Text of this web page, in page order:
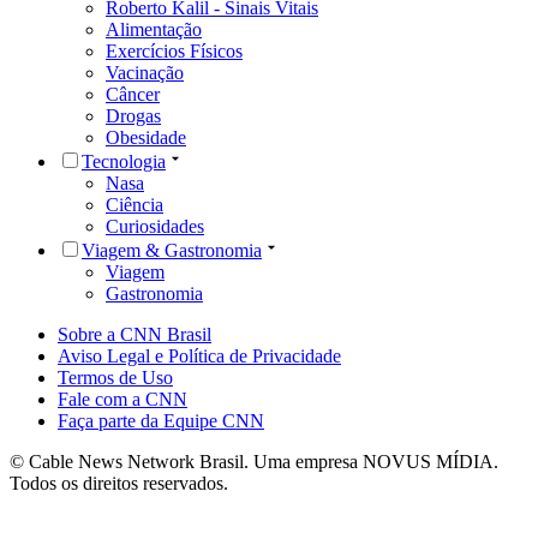
Roberto Kalil - Sinais Vitais
Alimentação
Exercícios Físicos
Vacinação
Câncer
Drogas
Obesidade
Tecnologia
Nasa
Ciência
Curiosidades
Viagem & Gastronomia
Viagem
Gastronomia
Sobre a CNN Brasil
Aviso Legal e Política de Privacidade
Termos de Uso
Fale com a CNN
Faça parte da Equipe CNN
© Cable News Network Brasil. Uma empresa NOVUS MÍDIA.
Todos os direitos reservados.